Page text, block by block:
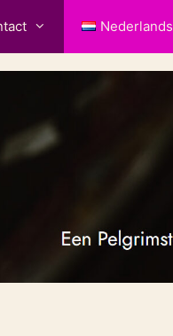
Nederlands